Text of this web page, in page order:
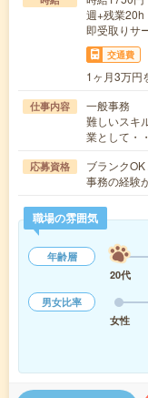
週+残業20h
即受取りサ
交通費
1ヶ月3万円
仕事内容
一般事務
難しいスキ
業として・
応募資格
ブランク
事務の経験
職場の雰囲気
年齢層
20代
男女比率
女性